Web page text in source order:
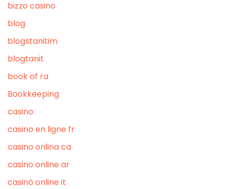
bizzo casino
blog
blogstanitim
blogtanit
book of ra
Bookkeeping
casino
casino en ligne fr
casino onlina ca
casino online ar
casinò online it